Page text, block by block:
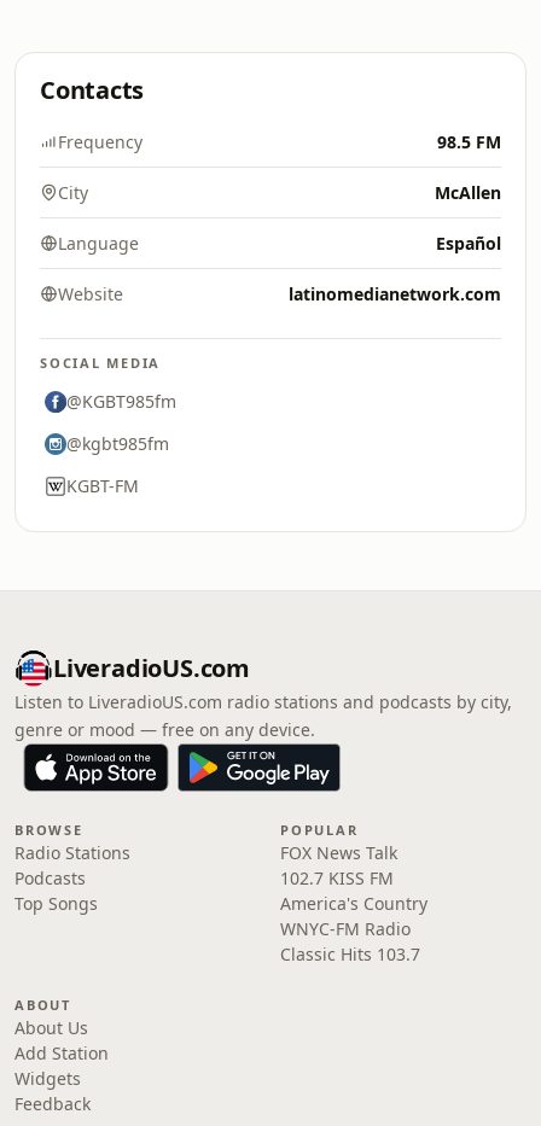
Contacts
Frequency 98.5 FM
City McAllen
Language Español
Website latinomedianetwork.com
SOCIAL MEDIA
@KGBT985fm
@kgbt985fm
KGBT-FM
LiveradioUS.com
Listen to LiveradioUS.com radio stations and podcasts by city,
genre or mood — free on any device.
BROWSE
Radio Stations
Podcasts
Top Songs
POPULAR
FOX News Talk
102.7 KISS FM
America's Country
WNYC-FM Radio
Classic Hits 103.7
ABOUT
About Us
Add Station
Widgets
Feedback